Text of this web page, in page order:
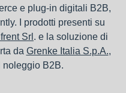
e plug-in digitali B2B,
I prodotti presenti su
Srl . e la soluzione di
da Grenke Italia S.p.A.,
noleggio B2B.